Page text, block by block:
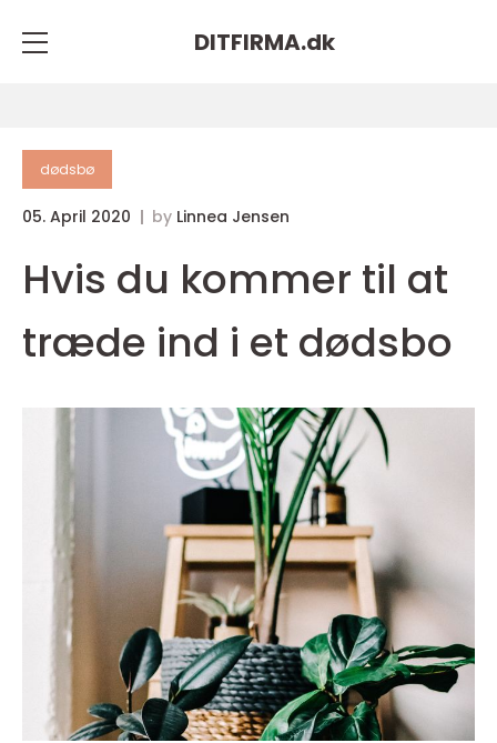
DITFIRMA.dk
dødsbø
05. April 2020 by Linnea Jensen
Hvis du kommer til at
træde ind i et dødsbo